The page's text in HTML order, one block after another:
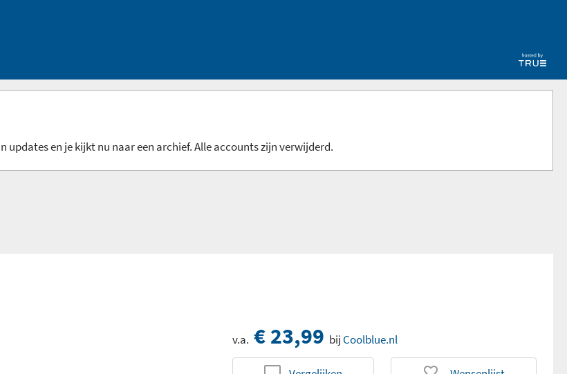
en je kijkt nu naar een archief. Alle accounts zijn verwijderd.
v.a. € 23,99 bij Coolblue.nl